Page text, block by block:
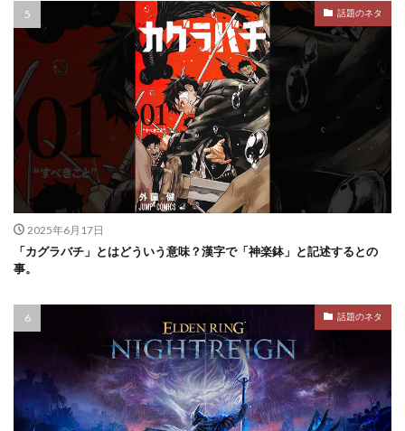
話題のネタ
2025年6月17日
「カグラバチ」とはどういう意味？漢字で「神楽鉢」と記述するとの
事。
話題のネタ